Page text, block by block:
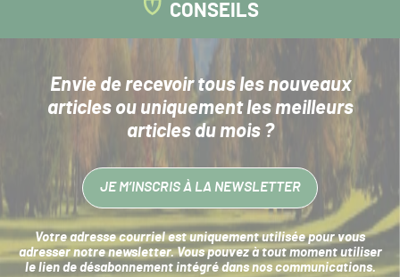
CONSEILS
Envie de recevoir tous les nouveaux
articlesou uniquement les meilleurs
articles du mois ?
JE M’INSCRIS À LA NEWSLETTER
Votre adresse courriel est uniquement utilisée pour vous
adresser notre newsletter. Vous pouvez à tout moment utiliser
le lien de désabonnement intégré dans nos communications.